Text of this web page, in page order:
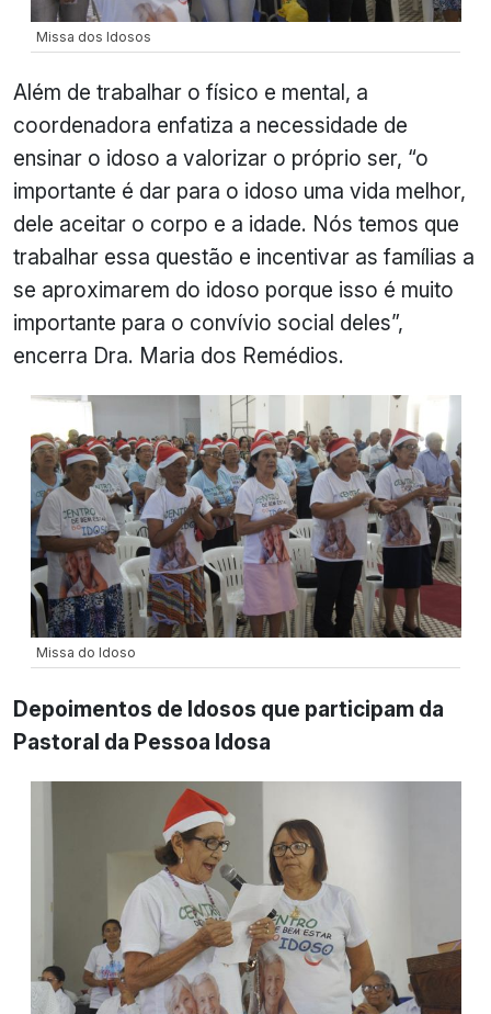
Missa dos Idosos
Além de trabalhar o físico e mental, a
coordenadora enfatiza a necessidade de
ensinar o idoso a valorizar o próprio ser, “o
importante é dar para o idoso uma vida melhor,
dele aceitar o corpo e a idade. Nós temos que
trabalhar essa questão e incentivar as famílias a
se aproximarem do idoso porque isso é muito
importante para o convívio social deles”,
encerra Dra. Maria dos Remédios.
Missa do Idoso
Depoimentos de Idosos que participam da
Pastoral da Pessoa Idosa